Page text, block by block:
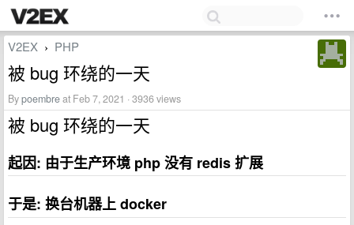
V2EX › PHP
被 bug 环绕的一天
Bypoembreat Feb 7, 2021 · 3936 views
被 bug 环绕的一天
起因: 由于生产环境 php 没有 redis 扩展
于是: 换台机器上 docker